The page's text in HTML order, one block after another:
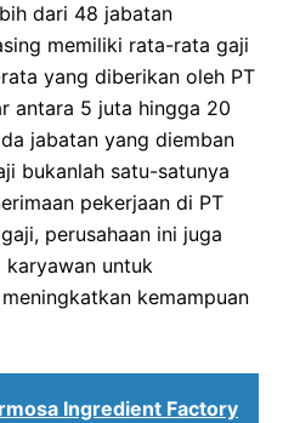
dari 48 jabatan
memiliki rata-rata gaji
yang diberikan oleh PT
antara 5 juta hingga 20
jabatan yang diemban
bukanlah satu-satunya
pekerjaan di PT
perusahaan ini juga
karyawan untuk
kemampuan
Ingredient Factory